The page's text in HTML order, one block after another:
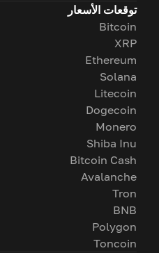
توقعات الأسعار
Bitcoin
XRP
Ethereum
Solana
Litecoin
Dogecoin
Monero
Shiba Inu
Bitcoin Cash
Avalanche
Tron
BNB
Polygon
Toncoin